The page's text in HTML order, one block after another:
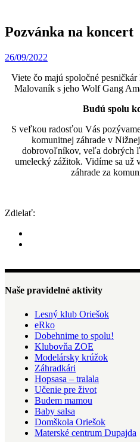
Pozvánka na koncert
26/09/2022
Viete čo majú spoločné
Malovaník s jeho Wolf Gang
Budú spolu
S veľkou radosťou Vás
komunitnej záhrade v
dobrovoľníkov, veľa dobrých
umelecký zážitok. Vidíme sa už
záhrade za
Zdielať:
Naše pravidelné aktivity
Lesný klub Oriešok
eRko
Dobehnime to spolu!
Klubovňa ZOE
Modelársky krúžok
Záhradkári
Hopsasa – tralala
Učenie pre život
Budem mamou
Baby salsa
Domškola Oriešok
Materské centrum Dupajda